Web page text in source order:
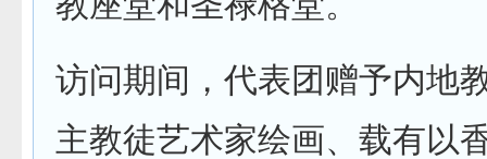
访问期间，代表团赠予内地
主教徒艺术家绘画、载有以